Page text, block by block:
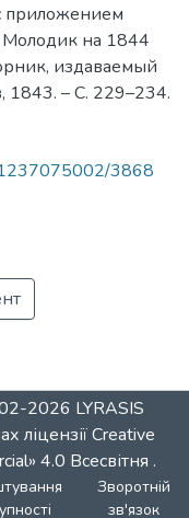
приложением
на 1844
издаваемый
1843. – С. 229–234.
1237075002/3868
2026 LYRASIS
ліцензіїCreative
4.0 Всесвітня .
Зворотній
зв'язок